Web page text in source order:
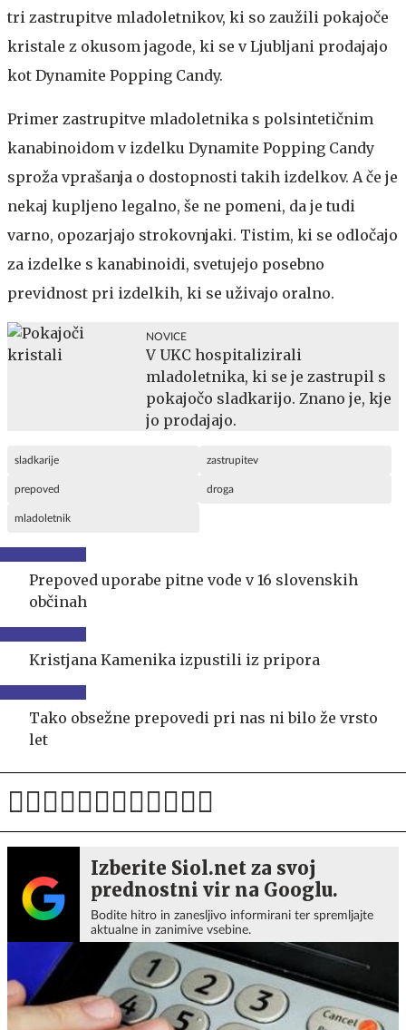
tri zastrupitve mladoletnikov, ki so zaužili pokajoče
kristale z okusom jagode, ki se v Ljubljani prodajajo
kot Dynamite Popping Candy.
Primer zastrupitve mladoletnika s polsintetičnim
kanabinoidom v izdelku Dynamite Popping Candy
sproža vprašanja o dostopnosti takih izdelkov. A če je
nekaj kupljeno legalno, še ne pomeni, da je tudi
varno, opozarjajo strokovnjaki. Tistim, ki se odločajo
za izdelke s kanabinoidi, svetujejo posebno
previdnost pri izdelkih, ki se uživajo oralno.
NOVICE
V UKC hospitalizirali
mladoletnika, ki se je zastrupil s
pokajočo sladkarijo. Znano je, kje
jo prodajajo.
sladkarije zastrupitev
prepoved droga
mladoletnik
Prepoved uporabe pitne vode v 16 slovenskih
občinah
Kristjana Kamenika izpustili iz pripora
Tako obsežne prepovedi pri nas ni bilo že vrsto
let
Izberite Siol.net za svoj
prednostni vir na Googlu.
Bodite hitro in zanesljivo informirani ter spremljajte
aktualne in zanimive vsebine.